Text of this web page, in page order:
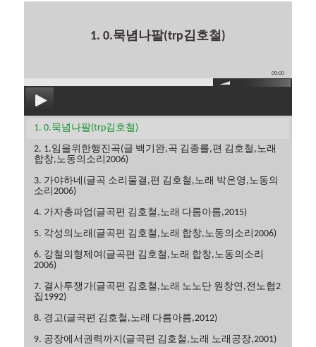
1. 0.묵념나팔(trp김호철)
00:00
1. 0.묵념나팔(trp김호철)
2. 1.임을위한행진곡(글 백기완,곡 김종률,편 김호철,노래
합창,노동의소리2006)
3. 가야하네(글곡 소리물결,편 김호철,노래 박은영,노동의
소리2006)
4. 가자총파업(글곡편 김호철,노래 다름아름,2015)
5. 각성의노래(글곡편 김호철,노래 합창,노동의소리2006)
6. 강철의형제여(글곡편 김호철,노래 합창,노동의소리
2006)
7. 결사투쟁가(글곡편 김호철,노래 노노단 원창연,전노협2
집1992)
8. 경고(글곡편 김호철,노래 다름아름,2012)
9. 공장에서권력까지(글곡편 김호철,노래 노래공장,2001)